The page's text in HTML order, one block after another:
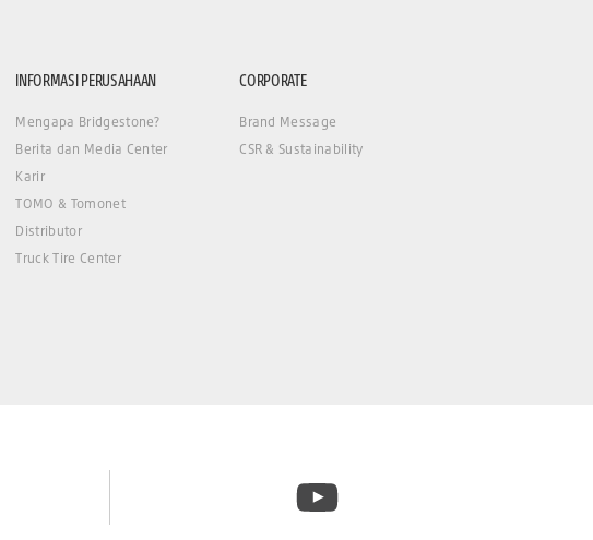
INFORMASI PERUSAHAAN
Mengapa Bridgestone?
Berita dan Media Center
Karir
TOMO & Tomonet
Distributor
Truck Tire Center
CORPORATE
Brand Message
CSR & Sustainability